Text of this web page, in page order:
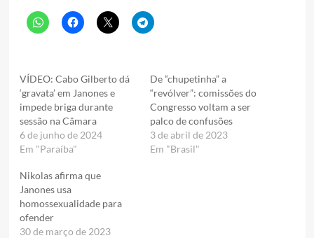
VÍDEO: Cabo Gilberto dá
‘gravata’ em Janones e
impede briga durante
sessão na Câmara
6 de junho de 2024
Em "Paraíba"
De “chupetinha” a
“revólver”: comissões do
Congresso voltam a ser
palco de confusões
3 de abril de 2023
Em "Brasil"
Nikolas afirma que
Janones usa
homossexualidade para
ofender
30 de março de 2023